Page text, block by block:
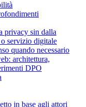
privacy sin dalla
servizio digitale
quando necessario
architettura,
DPO
in base agli attori